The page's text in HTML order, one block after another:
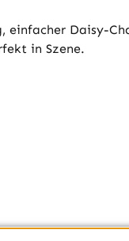
einfacher Daisy-
in Szene.